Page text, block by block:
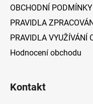
OBCHODNÍ PODMÍNKY
PRAVIDLA
PRAVIDLA VYUŽÍVÁNÍ
Hodnocení obchodu
Kontakt